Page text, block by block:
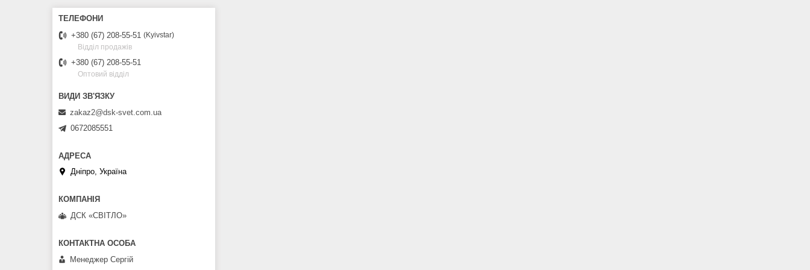
+380 (67) 208-55-51
Kyivstar
Відділ продажів
+380 (67) 208-55-51
Оптовий відділ
zakaz2@dsk-svet.com.ua
0672085551
Дніпро, Україна
ДСК «СВІТЛО»
Менеджер Сергій